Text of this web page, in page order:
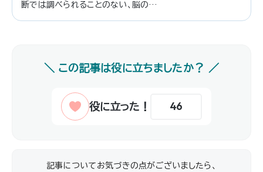
断では調べられることのない、脳の異常
めてご紹介いたします。
46
記事についてお気づきの点がございましたら、